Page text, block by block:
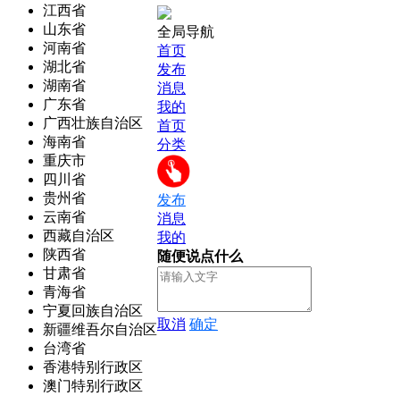
江西省
山东省
河南省
湖北省
湖南省
广东省
广西壮族自治区
海南省
重庆市
四川省
贵州省
云南省
西藏自治区
陕西省
甘肃省
青海省
宁夏回族自治区
新疆维吾尔自治区
台湾省
香港特别行政区
澳门特别行政区
全局导航
首页
发布
消息
我的
首页
分类
发布
消息
我的
随便说点什么
取消 确定